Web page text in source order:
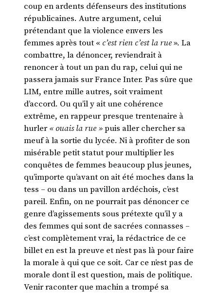
coup en ardents défenseurs des institutions
républicaines. Autre argument, celui
prétendant que la violence envers les
femmes après tout « c’est rien c’est la rue». La
combattre, la dénoncer, reviendrait à
renoncer à tout un pan du rap, celui qui ne
passera jamais sur France Inter. Pas sûre que
LIM, entre mille autres, soit vraiment
d’accord. Ou qu’il y ait une cohérence
extrême, en rappeur presque trentenaire à
hurler« ouais la rue »puis aller chercher sa
meuf à la sortie du lycée. Ni à profiter de son
misérable petit statut pour multiplier les
conquêtes de femmes beaucoup plus jeunes,
qu’importe qu’avant on ait été moches dans la
tess – ou dans un pavillon ardéchois, c’est
pareil. Enfin, on ne pourrait pas dénoncer ce
genre d’agissements sous prétexte qu’il y a
des femmes qui sont de sacrées connasses –
c’est complètement vrai, la rédactrice de ce
billet en est la preuve et n’est pas là pour faire
la morale à qui que ce soit. Car ce n’est pas de
morale dont il est question, mais de politique.
Venir raconter que machin a trompé sa